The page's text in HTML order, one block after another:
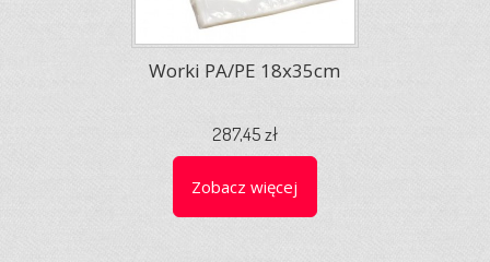
Worki PA/PE 18x35cm
287,45 zł
Zobacz więcej